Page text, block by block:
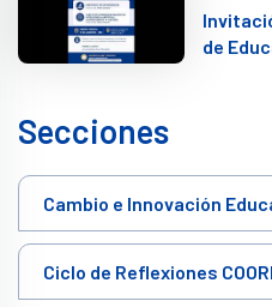
de
Secciones
Cambio e Innovación
Ciclo de Reflexiones